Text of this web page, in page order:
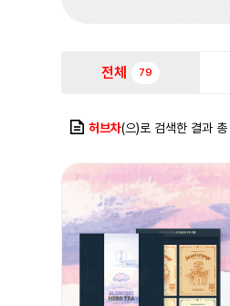
전체 79
허브차(으)로 검색한 결과 총